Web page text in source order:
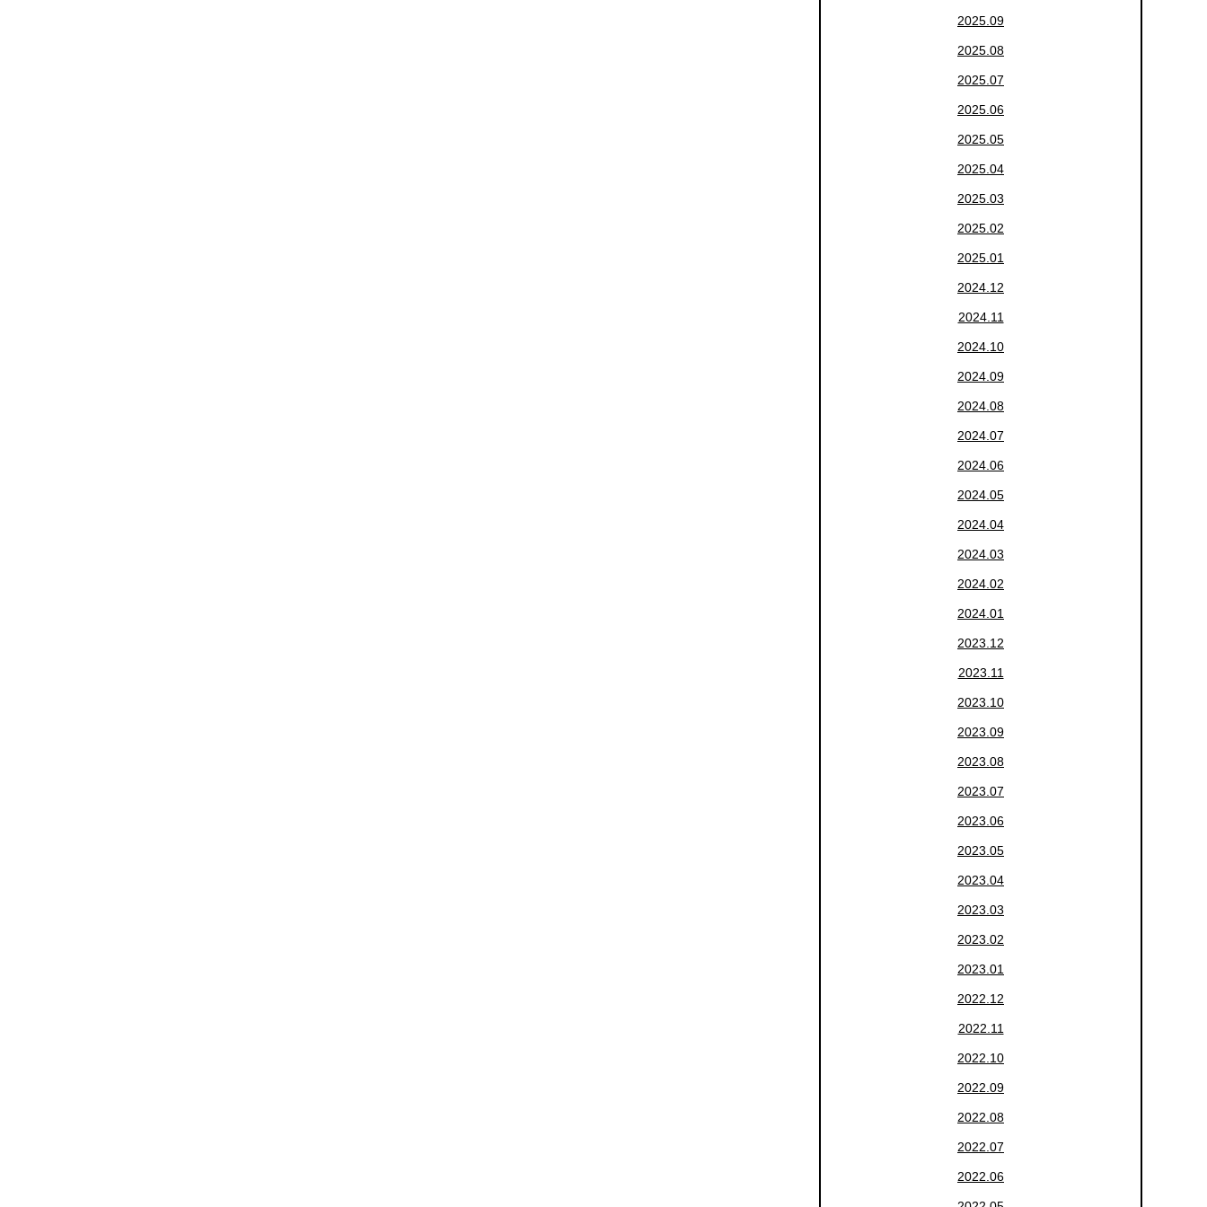
2025.09
2025.08
2025.07
2025.06
2025.05
2025.04
2025.03
2025.02
2025.01
2024.12
2024.11
2024.10
2024.09
2024.08
2024.07
2024.06
2024.05
2024.04
2024.03
2024.02
2024.01
2023.12
2023.11
2023.10
2023.09
2023.08
2023.07
2023.06
2023.05
2023.04
2023.03
2023.02
2023.01
2022.12
2022.11
2022.10
2022.09
2022.08
2022.07
2022.06